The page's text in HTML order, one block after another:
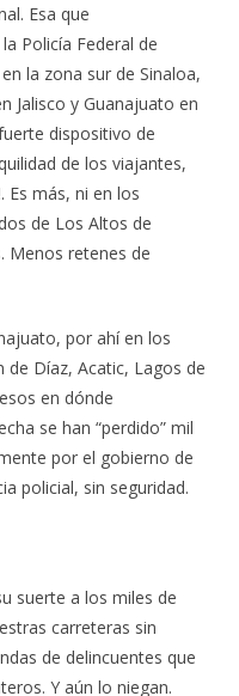
Esa que
Policía Federal de
la zona sur de Sinaloa,
Jalisco y Guanajuato en
dispositivo de
de los viajantes,
Es más, ni en los
de Los Altos de
Menos retenes de
por ahí en los
de Díaz, Acatic, Lagos de
en dónde
se han “perdido” mil
por el gobierno de
policial, sin seguridad.
suerte a los miles de
carreteras sin
de delincuentes que
Y aún lo niegan.